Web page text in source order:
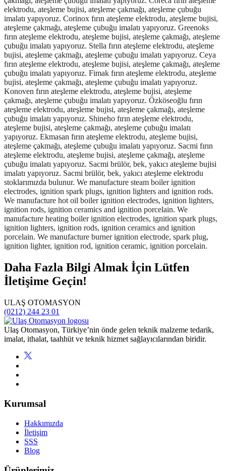
Daha Fazla Bilgi Almak İçin Lütfen
İletişime Geçin!
ULAŞ OTOMASYON
(0212) 244 23 01
Ulaş Otomasyon, Türkiye’nin önde gelen teknik malzeme tedarik,
imalat, ithalat, taahhüt ve teknik hizmet sağlayıcılarından biridir.
Kurumsal
Hakkımızda
İletişim
SSS
Blog